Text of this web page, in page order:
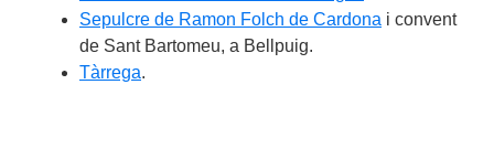
Sepulcre de Ramon Folch de Cardona i convent
de Sant Bartomeu, a Bellpuig.
Tàrrega.